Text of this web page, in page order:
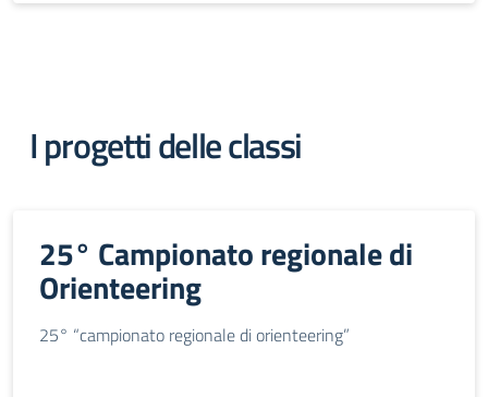
I progetti delle classi
25° Campionato regionale di
Orienteering
25° “campionato regionale di orienteering”